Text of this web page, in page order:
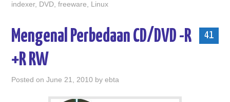
indexer, DVD ,freeware Linux
41
Mengenal Perbedaan CD/DVD -R
+R RW
Posted onJune 21, 2010 byebta